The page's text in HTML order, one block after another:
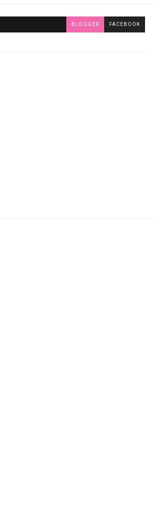
BLOGGER FACEBOOK